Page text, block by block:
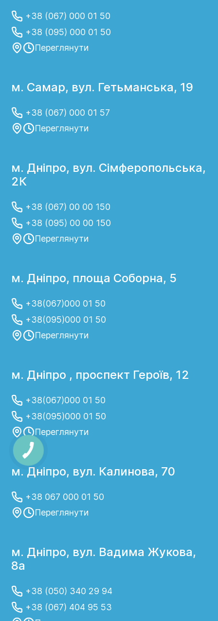
+38 (067) 000 01 50
+38 (095) 000 01 50
Переглянути
м. Самар, вул. Гетьманська, 19
+38 (067) 000 01 57
Переглянути
м. Дніпро, вул. Сімферопольська,
2К
+38 (067) 00 00 150
+38 (095) 00 00 150
Переглянути
м. Дніпро, площа Соборна, 5
+38(067)000 01 50
+38(095)000 01 50
Переглянути
м. Дніпро , проспект Героїв, 12
+38(067)000 01 50
+38(095)000 01 50
Переглянути
м. Дніпро, вул. Калинова, 70
+38 067 000 01 50
Переглянути
м. Дніпро, вул. Вадима Жукова,
8а
+38 (050) 340 29 94
+38 (067) 404 95 53